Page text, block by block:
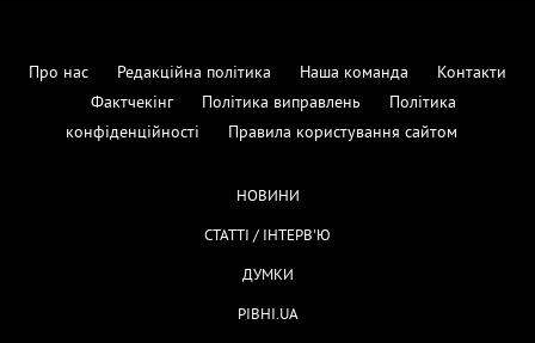
Про нас Редакційна політика Наша команда
Контакти
Фактчекінг
Політика виправлень
Політика
конфіденційності
Правила користування сайтом
НОВИНИ
СТАТТІ / ІНТЕРВ'Ю
ДУМКИ
РІВНІ.UA